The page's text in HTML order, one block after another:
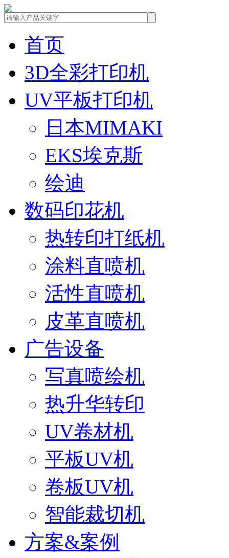
首页
3D全彩打印机
UV平板打印机
日本MIMAKI
EKS埃克斯
绘迪
数码印花机
热转印打纸机
涂料直喷机
活性直喷机
皮革直喷机
广告设备
写真喷绘机
热升华转印
UV卷材机
平板UV机
卷板UV机
智能裁切机
方案&案例